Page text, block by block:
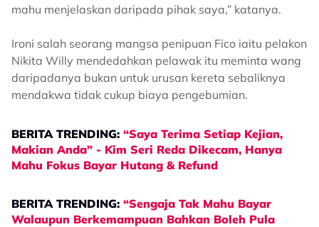
mahu menjelaskan daripada pihak saya,” katanya.
Ironi salah seorang mangsa penipuan Fico iaitu pelakon
Nikita Willy mendedahkan pelawak itu meminta wang
daripadanya bukan untuk urusan kereta sebaliknya
mendakwa tidak cukup biaya pengebumian.
BERITA TRENDING: “Saya Terima Setiap Kejian,
Makian Anda” - Kim Seri Reda Dikecam, Hanya
Mahu Fokus Bayar Hutang & Refund
BERITA TRENDING: “Sengaja Tak Mahu Bayar
Walaupun Berkemampuan Bahkan Boleh Pula